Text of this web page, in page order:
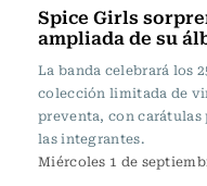
Spice Girls
ampliada de su
La banda celebrará los
colección limitada de
preventa, con carátulas
las integrantes.
Miércoles 1 de